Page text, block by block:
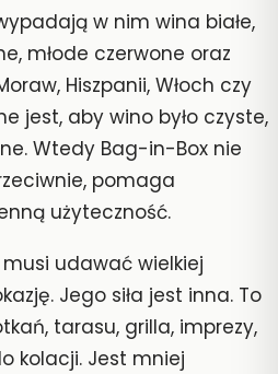
w nim wina białe,
młode czerwone oraz
Hiszpanii, Włoch czy
jest, aby wino było czyste,
Wtedy Bag-in-Box nie
pomaga
użyteczność.
udawać wielkiej
Jego siła jest inna. To
tarasu, grilla, imprezy,
kolacji. Jest mniej